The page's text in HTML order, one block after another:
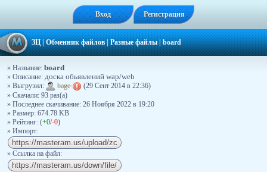
Вход Регистрация
ЗЦ|Обменник файлов|Разные файлы|board
» Название: board
» Описание: доска обьявлений wap/web
» Выгрузил:
bage
(29 Сент 2014 в 22:36)
» Скачали: 93 раз(a)
» Последнее скачивание: 26 Ноября 2022 в 19:20
» Размер: 674.78 KB
» Рейтинг: (+0/-0)
» Импорт:
» Ссылка на файл: